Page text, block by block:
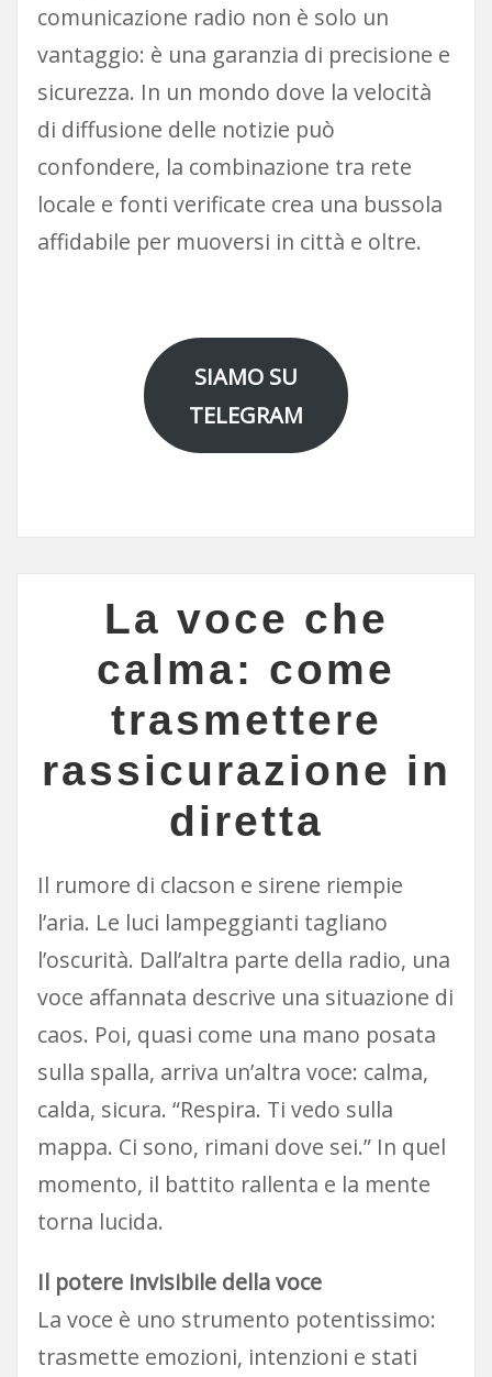
comunicazione radio non è solo un
vantaggio: è una garanzia di precisione e
sicurezza. In un mondo dove la velocità
di diffusione delle notizie può
confondere, la combinazione tra rete
locale e fonti verificate crea una bussola
affidabile per muoversi in città e oltre.
SIAMO SU
TELEGRAM
La voce che
calma: come
trasmettere
rassicurazione in
diretta
Il rumore di clacson e sirene riempie
l’aria. Le luci lampeggianti tagliano
l’oscurità. Dall’altra parte della radio, una
voce affannata descrive una situazione di
caos. Poi, quasi come una mano posata
sulla spalla, arriva un’altra voce: calma,
calda, sicura. “Respira. Ti vedo sulla
mappa. Ci sono, rimani dove sei.” In quel
momento, il battito rallenta e la mente
torna lucida.
Il potere invisibile della voce
La voce è uno strumento potentissimo:
trasmette emozioni, intenzioni e stati